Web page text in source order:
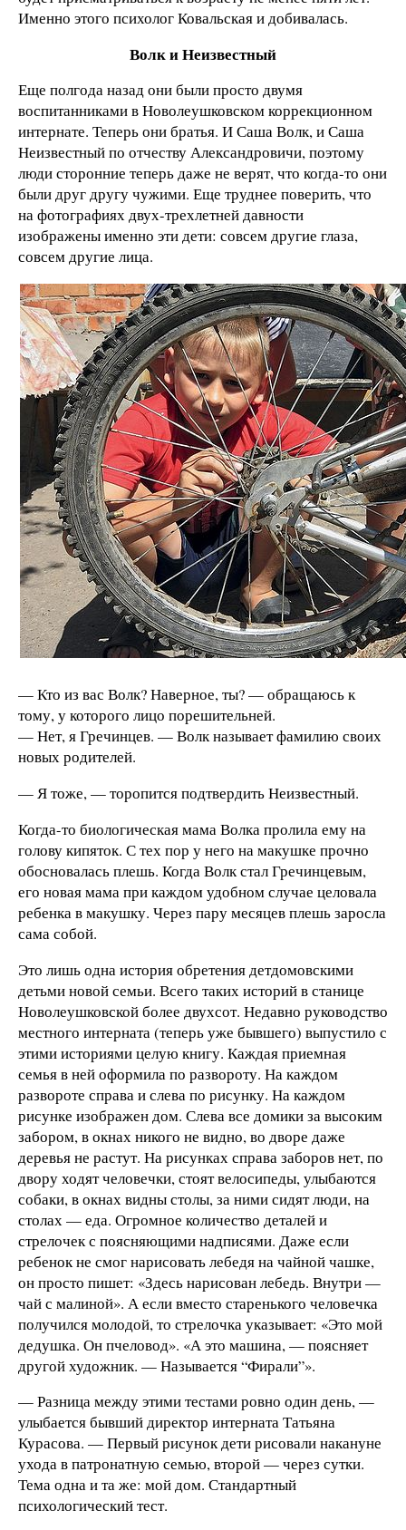
Именно этого психолог Ковальская и добивалась.
Волк и Неизвестный
Еще полгода назад они были просто двумя
воспитанниками в Новолеушковском коррекционном
интернате. Теперь они братья. И Саша Волк, и Саша
Неизвестный по отчеству Александровичи, поэтому
люди сторонние теперь даже не верят, что когда-то они
были друг другу чужими. Еще труднее поверить, что
на фотографиях двух-трехлетней давности
изображены именно эти дети: совсем другие глаза,
совсем другие лица.
— Кто из вас Волк? Наверное, ты? — обращаюсь к
тому, у которого лицо порешительней.
— Нет, я Гречинцев. — Волк называет фамилию своих
новых родителей.
— Я тоже, — торопится подтвердить Неизвестный.
Когда-то биологическая мама Волка пролила ему на
голову кипяток. С тех пор у него на макушке прочно
обосновалась плешь. Когда Волк стал Гречинцевым,
его новая мама при каждом удобном случае целовала
ребенка в макушку. Через пару месяцев плешь заросла
сама собой.
Это лишь одна история обретения детдомовскими
детьми новой семьи. Всего таких историй в станице
Новолеушковской более двухсот. Недавно руководство
местного интерната (теперь уже бывшего) выпустило с
этими историями целую книгу. Каждая приемная
семья в ней оформила по развороту. На каждом
развороте справа и слева по рисунку. На каждом
рисунке изображен дом. Слева все домики за высоким
забором, в окнах никого не видно, во дворе даже
деревья не растут. На рисунках справа заборов нет, по
двору ходят человечки, стоят велосипеды, улыбаются
собаки, в окнах видны столы, за ними сидят люди, на
столах — еда. Огромное количество деталей и
стрелочек с поясняющими надписями. Даже если
ребенок не смог нарисовать лебедя на чайной чашке,
он просто пишет: «Здесь нарисован лебедь. Внутри —
чай с малиной». А если вместо старенького человечка
получился молодой, то стрелочка указывает: «Это мой
дедушка. Он пчеловод». «А это машина, — поясняет
другой художник. — Называется “Фирали”».
— Разница между этими тестами ровно один день, —
улыбается бывший директор интерната Татьяна
Курасова. — Первый рисунок дети рисовали накануне
ухода в патронатную семью, второй — через сутки.
Тема одна и та же: мой дом. Стандартный
психологический тест.